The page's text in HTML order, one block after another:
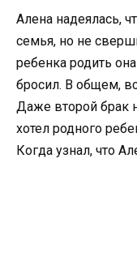
Алена надеялась,
семья, но не
ребенка родить
бросил. В общем,
Даже второй брак
хотел родного
Когда узнал, что